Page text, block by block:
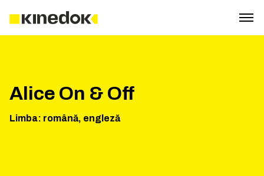
Alice On & Off
Limba: română, engleză